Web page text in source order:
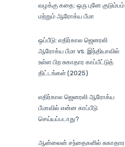
வழக்கு கதை: ஒரு புனே குடும்பம்
மற்றும் ஆரோக்ய பீமா
ஒப்பீடு: எதிர்கால ஜெனரலி
ஆரோக்ய பீமா vs. இந்தியாவில்
உள்ள பிற சுகாதார காப்பீட்டுத்
திட்டங்கள் (2025)
எதிர்கால ஜெனரலி ஆரோக்ய
பீமாவில் என்ன காப்பீடு
செய்யப்படாது?
ஆன்லைன் சந்தைகளில் சுகாதார